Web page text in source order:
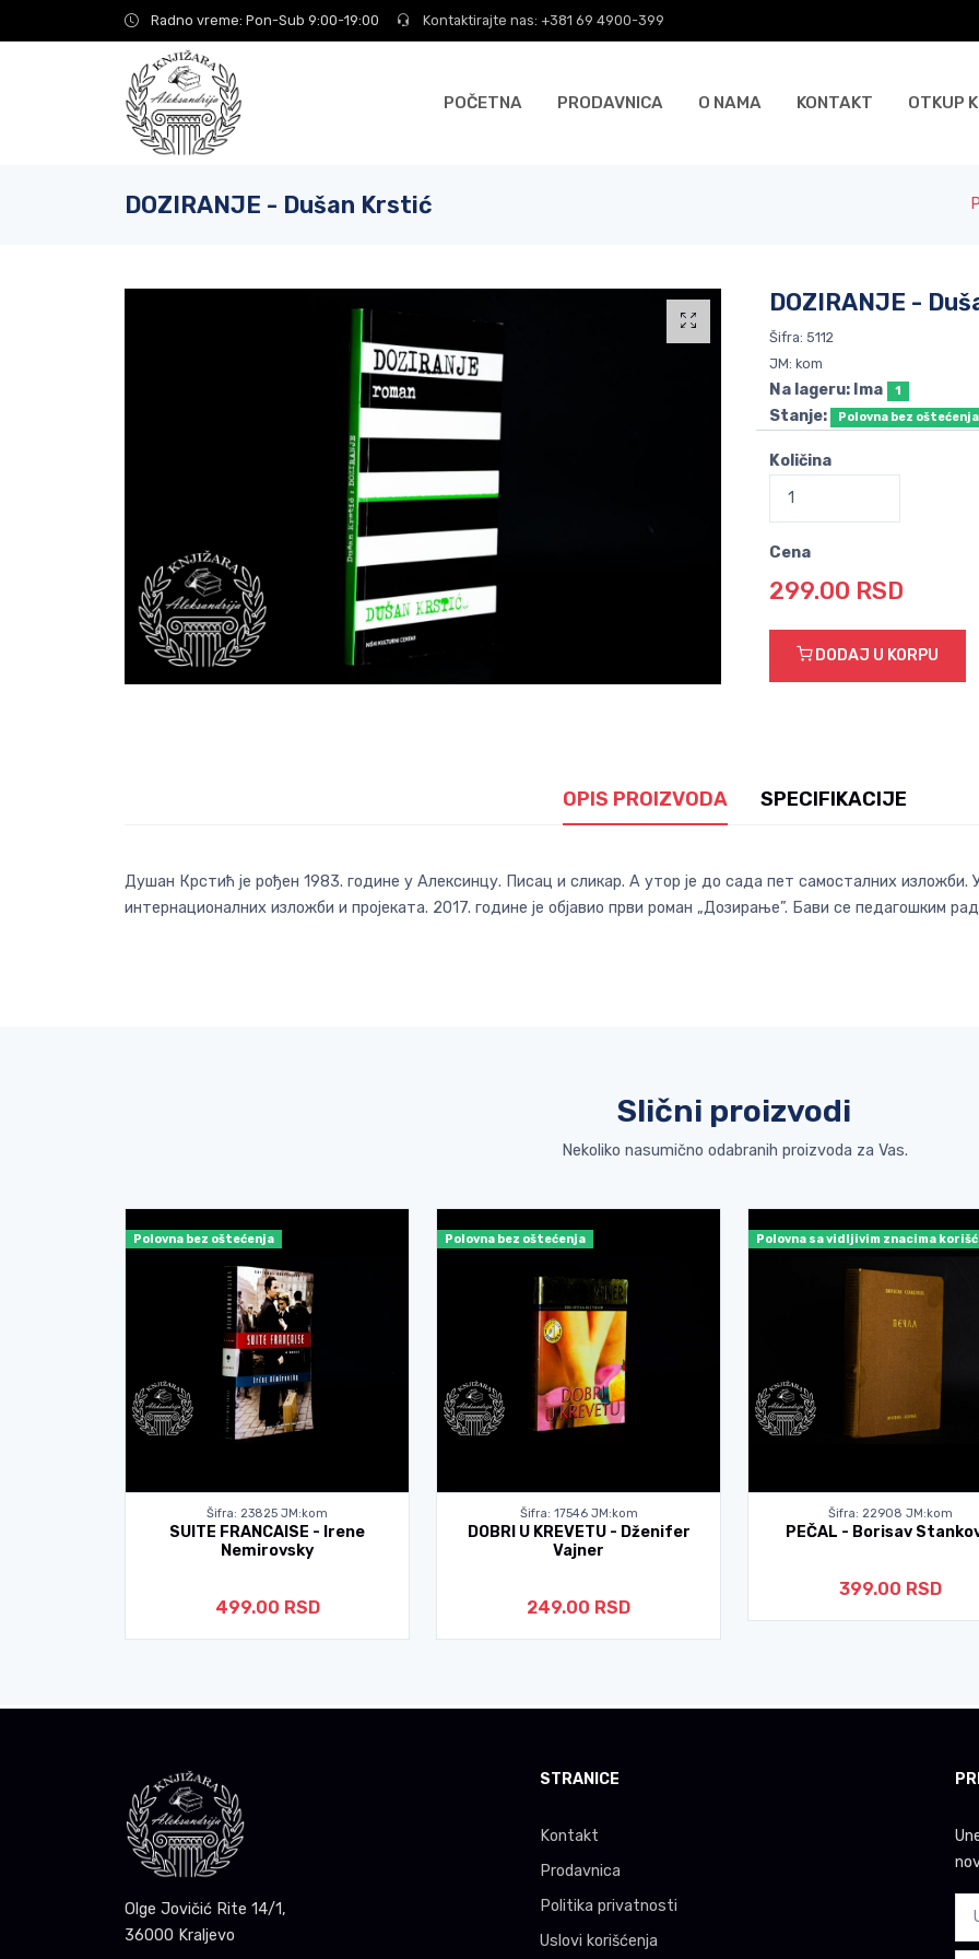
Radno vreme: Pon-Sub 9:00-19:00 Kontaktirajte nas: +381 69 4900-399
POČETNA PRODAVNICA O NAMA KONTAKT OTKUP
DOZIRANJE - Dušan Krstić
DOZIRANJE -
Šifra: 5112
JM: kom
Na lageru: Ima 1
Stanje: Polovna bez oštećenja
Količina
Cena
299.00 RSD
DODAJ U KORPU
OPIS PROIZVODA SPECIFIKACIJE
Душан Крстић је рођен 1983. године у Алексинцу. Писац и сликар. А утор је до сада пет самосталних изложби.
интернационалних изложби и пројеката. 2017. године је објавио први роман „Дозирање”. Бави се педагошким
Slični proizvodi
Nekoliko nasumično odabranih proizvoda za Vas.
Polovna bez oštećenja
Šifra: 23825 JM:kom
SUITE FRANCAISE - Irene
Nemirovsky
499.00 RSD
Polovna bez oštećenja
Šifra: 17546 JM:kom
DOBRI U KREVETU - Dženifer
Vajner
249.00 RSD
Polovna sa vidljivim znacima
Šifra: 22908 JM:kom
PEČAL - Borisav
399.00 RSD
Olge Jovičić Rite 14/1,
36000 Kraljevo
STRANICE
Kontakt
Prodavnica
Politika privatnosti
Uslovi korišćenja